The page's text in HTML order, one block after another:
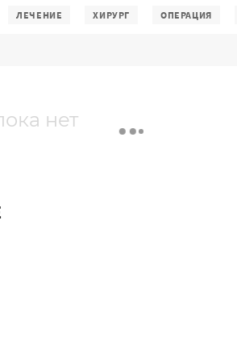
ЛЕЧЕНИЕ ХИРУРГ ОПЕРАЦИЯ
нет